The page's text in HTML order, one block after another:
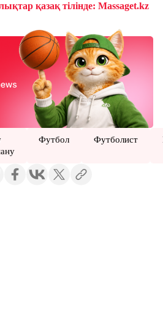
қазақ тілінде: Massaget.kz
Футбол Футболист